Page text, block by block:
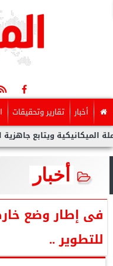
أخبار تقارير وتحقيقات
ويتابع جاهزية المعدات
أخبار
فى إطار وضع
للتطوير ..